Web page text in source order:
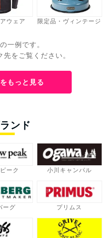
ウェア 限定品・ヴィンテージ
一例です。
をご覧ください。
もっと見る
ンド
ーク 小川キャンパル
ーグ プリムス